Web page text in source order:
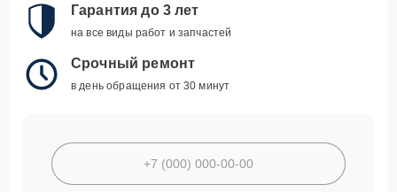
Гарантия до 3 лет
на все виды работ и запчастей
Срочный ремонт
в день обращения от 30 минут